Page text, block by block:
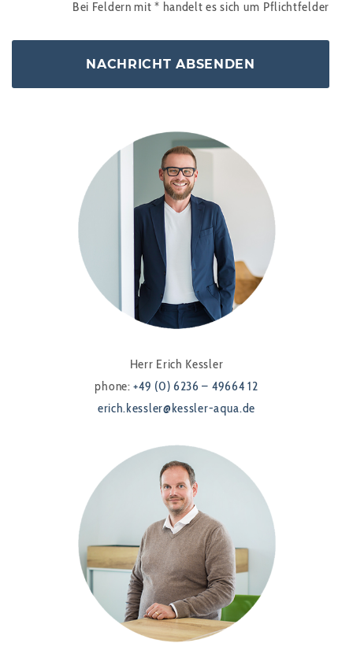
Bei Feldern mit* handelt es sich um Pflichtfelder
Herr Erich Kessler
phone:+49 (0) 6236 – 49664 12
erich.kessler@kessler-aqua.de